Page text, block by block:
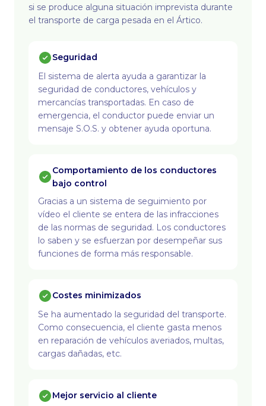
si se produce alguna situación imprevista durante
el transporte de carga pesada en el Ártico.
Seguridad
El sistema de alerta ayuda a garantizar la
seguridad de conductores, vehículos y
mercancías transportadas. En caso de
emergencia, el conductor puede enviar un
mensaje S.O.S. y obtener ayuda oportuna.
Comportamiento de los conductores
bajo control
Gracias a un sistema de seguimiento por
vídeo el cliente se entera de las infracciones
de las normas de seguridad. Los conductores
lo saben y se esfuerzan por desempeñar sus
funciones de forma más responsable.
Costes minimizados
Se ha aumentado la seguridad del transporte.
Como consecuencia, el cliente gasta menos
en reparación de vehículos averiados, multas,
cargas dañadas, etc.
Mejor servicio al cliente